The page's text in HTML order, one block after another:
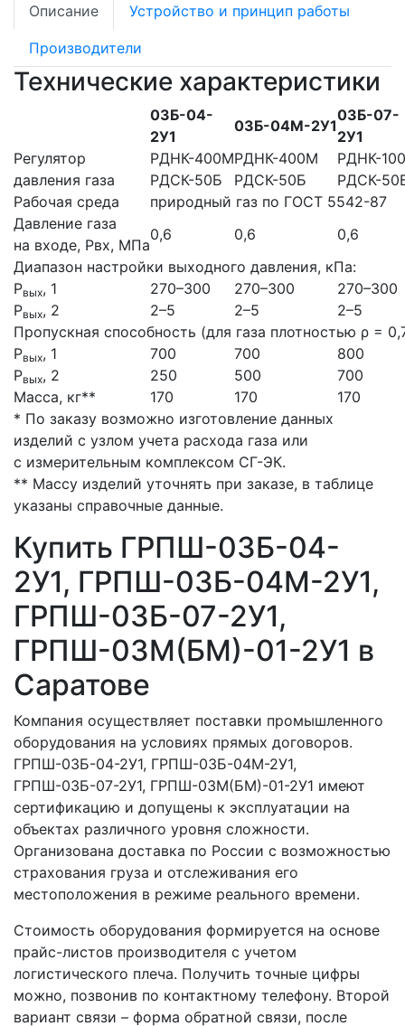
Описание
Устройство и принцип работы
Производители
Технические характеристики
03Б-04-
2У1
03Б-04М-2У1
03Б-07-
2У1
Регулятор
давления газа
РДНК-400М
РДСК-50Б
РДНК-400М
РДСК-50Б
РДНК-
РДСК-
Рабочая среда
природный газ по ГОСТ 5542-87
Давление газа
на входе, Рвх, МПа
0,6 0,6
0,6
Диапазон настройки выходного давления, кПа:
Рвых, 1 270–300 270–300
270–300
Рвых, 2 2–5 2–5
2–5
Пропускная способность (для газа плотностью ρ =
Рвых, 1 700 700
800
Рвых, 2 250 500
700
Масса, кг**
170 170
170
* По заказу возможно изготовление данных
изделий с узлом учета расхода газа или
с измерительным комплексом СГ-ЭК.
** Массу изделий уточнять при заказе, в таблице
указаны справочные данные.
Купить ГРПШ-03Б-04-
2У1, ГРПШ-03Б-04М-2У1,
ГРПШ-03Б-07-2У1,
ГРПШ-03М(БМ)-01-2У1 в
Саратове
Компания осуществляет поставки промышленного
оборудования на условиях прямых договоров.
ГРПШ-03Б-04-2У1, ГРПШ-03Б-04М-2У1,
ГРПШ-03Б-07-2У1, ГРПШ-03М(БМ)-01-2У1 имеют
сертификацию и допущены к эксплуатации на
объектах различного уровня сложности.
Организована доставка по России с возможностью
страхования груза и отслеживания его
местоположения в режиме реального времени.
Стоимость оборудования формируется на основе
прайс-листов производителя с учетом
логистического плеча. Получить точные цифры
можно, позвонив по контактному телефону. Второй
вариант связи – форма обратной связи, после